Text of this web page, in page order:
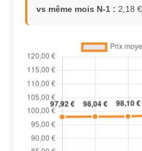
vs même mois N-1 : 2,18